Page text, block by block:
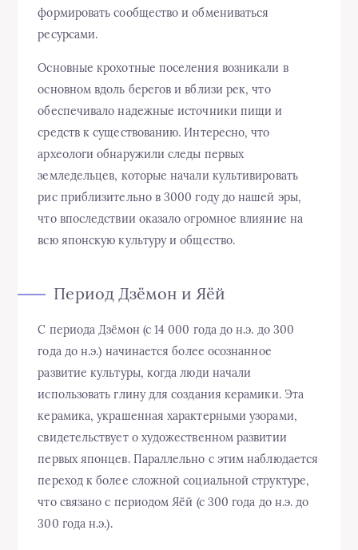
формировать сообщество и обмениваться
ресурсами.
Основные крохотные поселения возникали в
основном вдоль берегов и вблизи рек, что
обеспечивало надежные источники пищи и
средств к существованию. Интересно, что
археологи обнаружили следы первых
земледельцев, которые начали культивировать
рис приблизительно в 3000 году до нашей эры,
что впоследствии оказало огромное влияние на
всю японскую культуру и общество.
Период Дзёмон и Яёй
С периода Дзёмон (с 14 000 года до н.э. до 300
года до н.э.) начинается более осознанное
развитие культуры, когда люди начали
использовать глину для создания керамики. Эта
керамика, украшенная характерными узорами,
свидетельствует о художественном развитии
первых японцев. Параллельно с этим наблюдается
переход к более сложной социальной структуре,
что связано с периодом Яёй (с 300 года до н.э. до
300 года н.э.).